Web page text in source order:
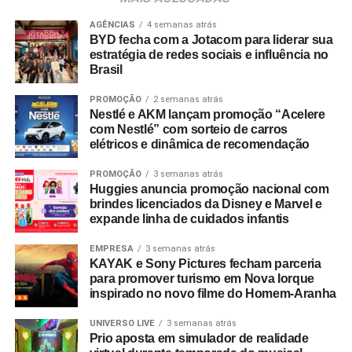
Travel Index
apontam que 80% dos colaboradores
consideram viagens de incentivo a forma mais relevante
de reconhecimento profissional — contra 20% que optam
por bonificações financeiras ou bens materiais. A
pesquisa revela ainda que essas ativações aumentam a
retenção de lembrança de marca em até 35%, além de
96% dos entrevistados relatarem incremento na
motivação.
No âmbito comercial, organizações com programas
estruturados de viagens de incentivo registram até três
vezes mais chances de ultrapassar suas metas de
vendas em comparação com concorrentes sem
programas similares.
A Copa do Mundo do México, Estados Unidos e Canadá
figurou como um dos grandes catalisadores do setor.
Segundo números da FIFA, foram comercializados mais
AGÊNCIAS 4 semanas atrás
BYD fecha com a Jotacom para liderar sua
estratégia de redes sociais e influência no
Brasil
PROMOÇÃO 2 semanas atrás
Nestlé e AKM lançam promoção “Acelere
com Nestlé” com sorteio de carros
elétricos e dinâmica de recomendação
PROMOÇÃO 3 semanas atrás
Huggies anuncia promoção nacional com
brindes licenciados da Disney e Marvel e
expande linha de cuidados infantis
EMPRESA 3 semanas atrás
KAYAK e Sony Pictures fecham parceria
para promover turismo em Nova Iorque
inspirado no novo filme do Homem-Aranha
UNIVERSO LIVE 3 semanas atrás
Prio aposta em simulador de realidade